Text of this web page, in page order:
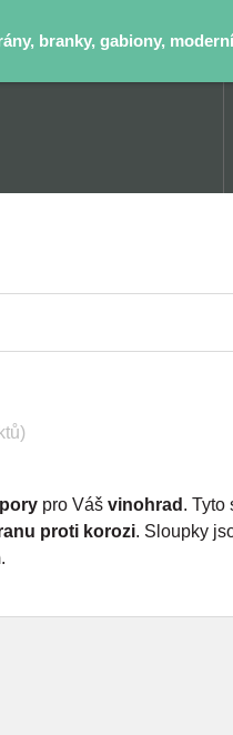
branky, gabiony,
pro Váš vinohrad . Tyto
proti korozi. Sloupky
.